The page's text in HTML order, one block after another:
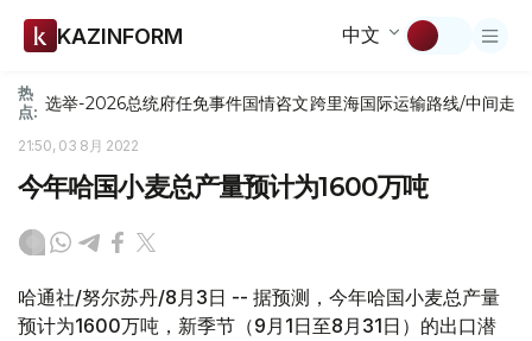
KAZINFORM 中文
热
点: 选举-2026总统府任免事件国情咨文跨里海国际运输路线/中间走廊
21:50, 03 8月 2022
今年哈国小麦总产量预计为1600万吨
哈通社/努尔苏丹/8月3日 -- 据预测，今年哈国小麦总产量
预计为1600万吨，新季节（9月1日至8月31日）的出口潜